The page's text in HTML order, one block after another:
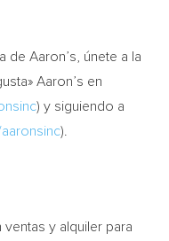
de Aaron’s, únete a la
Aaron’s en
) y siguiendo a
).
ventas y alquiler para